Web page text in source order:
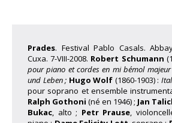
Prades. Festival Pablo Casals.
Cuxa. 7-VIII-2008. Robert Schumann
pour piano et cordes en mi bémol majeur
und Leben ; Hugo Wolf (1860-1903) :
pour soprano et ensemble
Ralph Gothoni (né en 1946) ; Jan
Bukac, alto ; Petr Prause,